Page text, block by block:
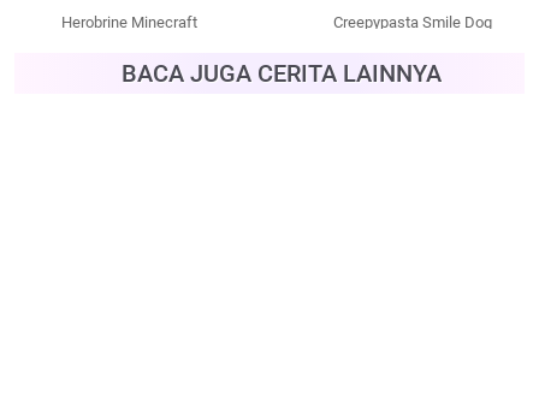
Herobrine Minecraft
Creepypasta Smile Dog
BACA JUGA CERITA LAINNYA